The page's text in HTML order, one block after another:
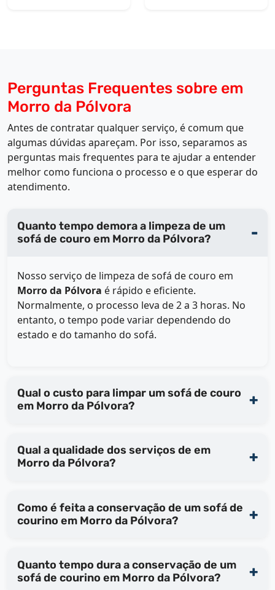
Perguntas Frequentes sobre em
Morro da Pólvora
Antes de contratar qualquer serviço, é comum que
algumas dúvidas apareçam. Por isso, separamos as
perguntas mais frequentes para te ajudar a entender
melhor como funciona o processo e o que esperar do
atendimento.
Quanto tempo demora a limpeza de um
sofá de couro em Morro da Pólvora?
Nosso serviço de limpeza de sofá de couro em
Morro da Pólvora é rápido e eficiente.
Normalmente, o processo leva de 2 a 3 horas. No
entanto, o tempo pode variar dependendo do
estado e do tamanho do sofá.
Qual o custo para limpar um sofá de couro
em Morro da Pólvora?
Qual a qualidade dos serviços de em
Morro da Pólvora?
Como é feita a conservação de um sofá de
courino em Morro da Pólvora?
Quanto tempo dura a conservação de um
sofá de courino em Morro da Pólvora?